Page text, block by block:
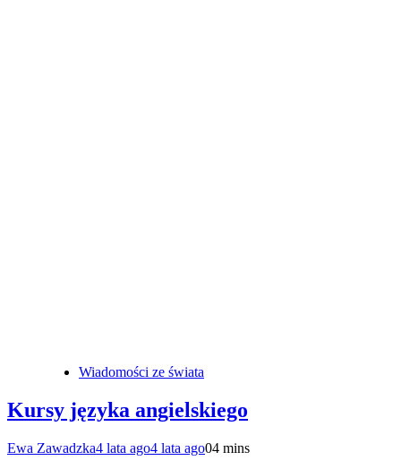
Wiadomości ze świata
Kursy języka angielskiego
Ewa Zawadzka4 lata ago4 lata ago04 mins